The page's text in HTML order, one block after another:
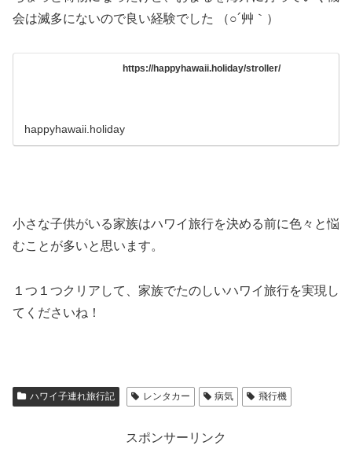
会は滅多にないので良い経験でした （○´艸｀）
https://happyhawaii.holiday/stroller/
happyhawaii.holiday
小さな子供がいる家族はハワイ旅行を決める前に色々と悩
むことが多いと思います。
１つ１つクリアして、家族でたのしいハワイ旅行を実現し
てくださいね！
ハワイ子連れ旅行記 レンタカー 病気 飛行機
スポンサーリンク